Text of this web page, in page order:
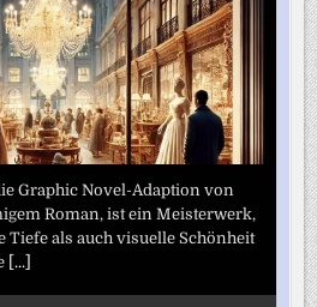
Graphic Novel-Adaption von
Roman, ist ein Meisterwerk,
Tiefe als auch visuelle Schönheit
[...]